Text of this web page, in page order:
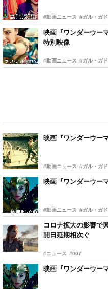
#動画ニュース #ガル・ガ
映画『ワンダーウー
特別映像
#動画ニュース #ガル・ガ
映画『ワンダーウー
#動画ニュース #ガル・ガ
映画『ワンダーウー
#動画ニュース #ガル・ガ
コロナ拡大の影響で
開日延期相次ぐ
#ニュース #007
映画『ワンダーウー